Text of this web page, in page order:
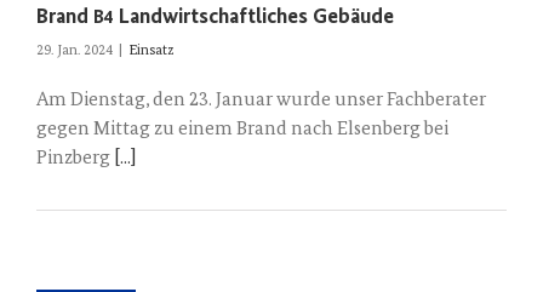
Brand B4 Landwirtschaftliches Gebäude
29. Jan. 2024 Einsatz
Am Dienstag, den 23. Januar wurde unser Fachberater
gegen Mittag zu einem Brand nach Elsenberg bei
Pinzberg [...]